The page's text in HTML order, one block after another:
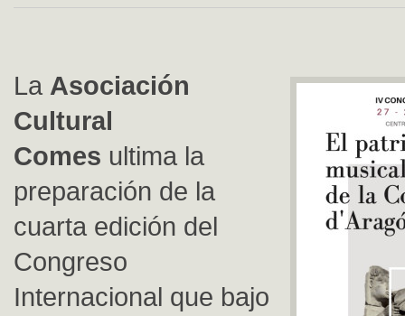
La Asociación
Cultural
Comes ultima la
preparación de la
cuarta edición del
Congreso
Internacional que bajo